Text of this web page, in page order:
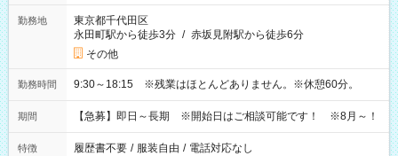
勤務地
東京都千代田区
永田町駅から徒歩3分 / 赤坂見附駅から徒歩6分
その他
勤務時間 9:30～18:15 ※残業はほとんどありません。※休憩60分。
期間 【急募】即日～長期 ※開始日はご相談可能です！ ※8月～！
特徴 履歴書不要 / 服装自由 / 電話対応なし